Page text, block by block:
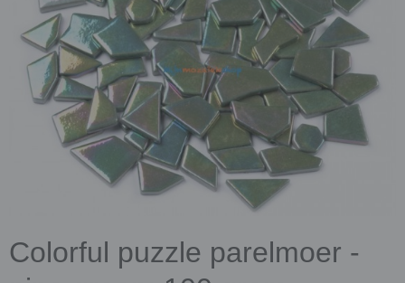
Colorful puzzle parelmoer -